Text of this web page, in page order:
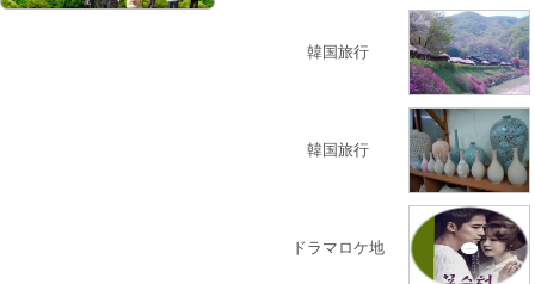
韓国旅行
韓国旅行
ドラマロケ地